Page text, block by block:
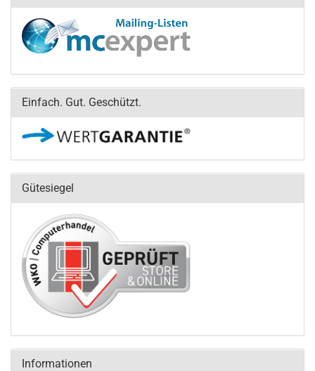
Einfach. Gut. Geschützt.
Gütesiegel
Informationen